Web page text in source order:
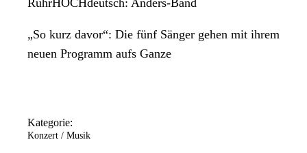
„So kurz davor“: Die fünf Sänger gehen mit ihrem
neuen Programm aufs Ganze
Kategorie:
Konzert / Musik